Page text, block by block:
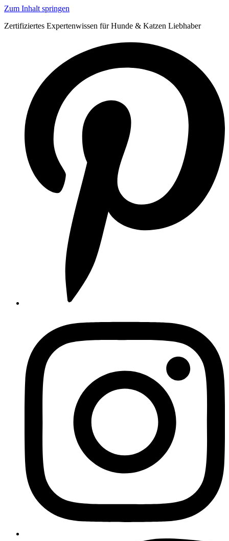
Zum Inhalt springen
Zertifiziertes Expertenwissen für Hunde & Katzen Liebhaber